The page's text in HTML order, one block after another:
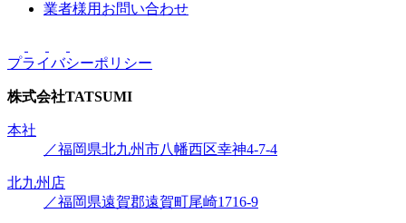
業者様用お問い合わせ
プライバシーポリシー
株式会社TATSUMI
本社
／福岡県北九州市八幡西区幸神4-7-4
北九州店
／福岡県遠賀郡遠賀町尾崎1716-9